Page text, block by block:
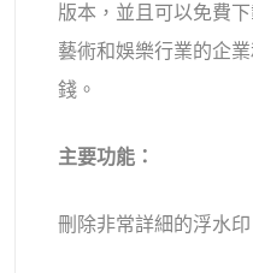
版本，並且可以免費
藝術和娛樂行業的企
錢。
主要功能：
刪除非常詳細的浮水印